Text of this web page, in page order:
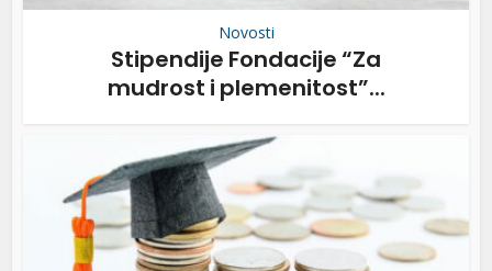
Novosti
Stipendije Fondacije “Za
mudrost i plemenitost”...